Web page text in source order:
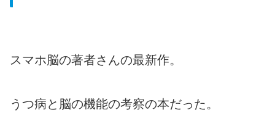
スマホ脳の著者さんの最新作。
うつ病と脳の機能の考察の本だった。